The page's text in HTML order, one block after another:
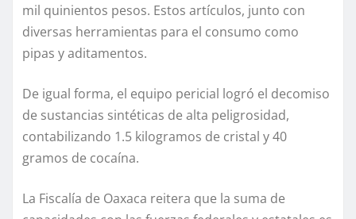
mil quinientos pesos. Estos artículos, junto con
diversas herramientas para el consumo como
pipas y aditamentos.
De igual forma, el equipo pericial logró el decomiso
de sustancias sintéticas de alta peligrosidad,
contabilizando 1.5 kilogramos de cristal y 40
gramos de cocaína.
La Fiscalía de Oaxaca reitera que la suma de